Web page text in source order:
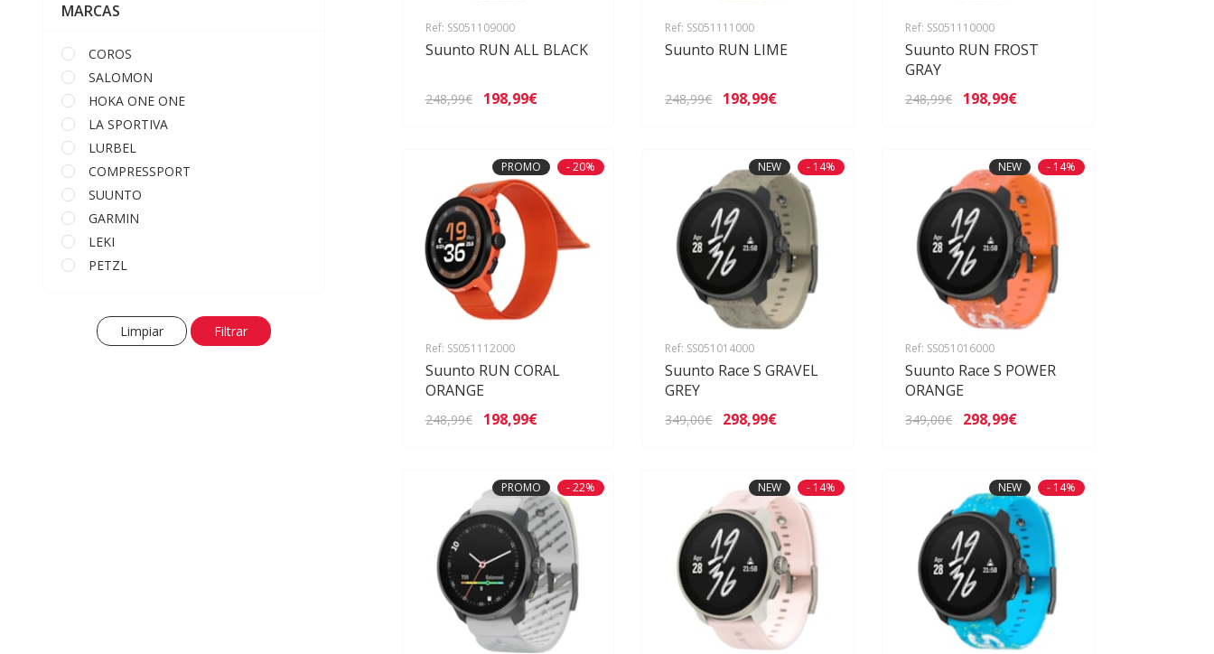
MARCAS
COROS
SALOMON
HOKA ONE ONE
LA SPORTIVA
LURBEL
COMPRESSPORT
SUUNTO
GARMIN
LEKI
PETZL
Limpiar Filtrar
Ref: SS051109000
Suunto RUN ALL BLACK
248,99€ 198,99€
Ref: SS051111000
Suunto RUN LIME
248,99€ 198,99€
Ref: SS051110000
Suunto RUN FROST
GRAY
248,99€ 198,99€
PROMO - 20%
Ref: SS051112000
Suunto RUN CORAL
ORANGE
248,99€ 198,99€
NEW - 14%
Ref: SS051014000
Suunto Race S GRAVEL
GREY
349,00€ 298,99€
NEW - 14%
Ref: SS051016000
Suunto Race S POWER
ORANGE
349,00€ 298,99€
PROMO - 22% NEW - 14% NEW - 14%